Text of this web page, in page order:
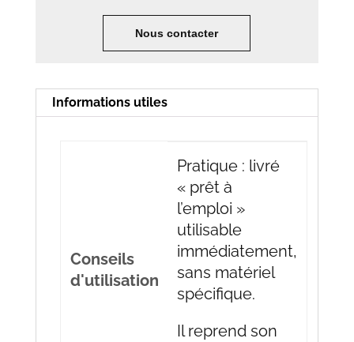
Nous contacter
Informations utiles
Conseils
d'utilisation
Pratique : livré
« prêt à
l’emploi »
utilisable
immédiatement,
sans matériel
spécifique.
Il reprend son